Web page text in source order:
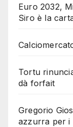
Euro 2032,
Siro è la
Tortu
dà forfait
Gregorio
azzurra per i